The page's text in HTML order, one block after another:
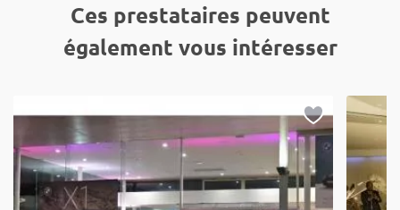
Ces prestataires peuvent
également vous intéresser